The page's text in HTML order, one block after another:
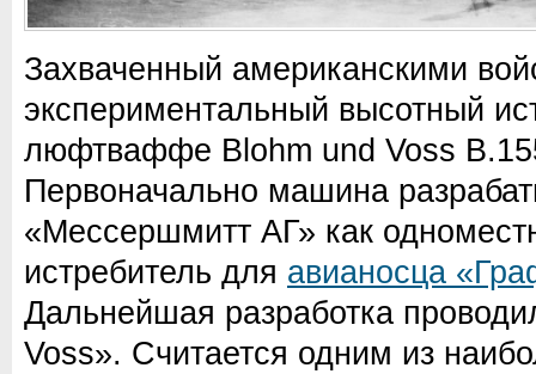
Захваченный американскими
экспериментальный высотный
люфтваффе Blohm und Voss
Первоначально машина
«Мессершмитт АГ» как
истребитель для авианосца
Дальнейшая разработка
Voss». Считается одним из